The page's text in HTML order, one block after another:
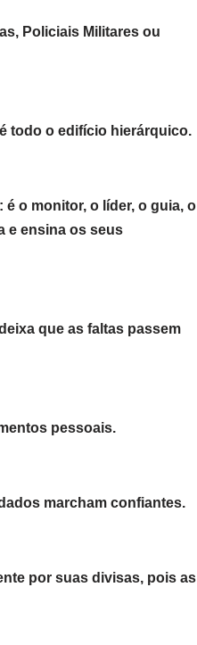
Policiais Militares ou
todo o edifício hierárquico.
o monitor, o líder, o guia, o
e ensina os seus
que as faltas passem
pessoais.
marcham confiantes.
por suas divisas, pois as